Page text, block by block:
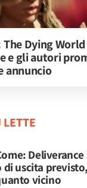
The Dying
e gli autori
annuncio
Deliverance
uscita
vicino